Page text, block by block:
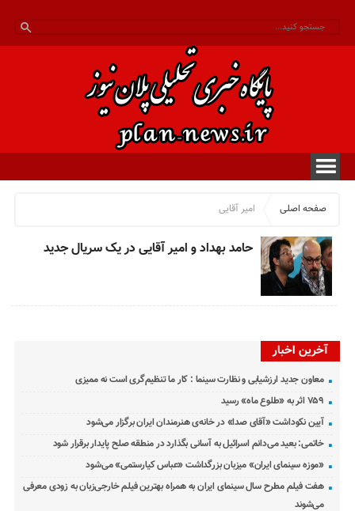
صفحه اصلی امیر آقایی
حامد بهداد و امیر آقایی در یک سریال جدید
آخرین اخبار
معاون جدید ارزشیابی و نظارت سینما : کار ما تنظیم‌گری است نه ممیزی
۷۵۹ اثر به «طلوع ماه» رسید
آیین نکوداشت «آقای صدا» در خانه‌ی هنرمندان ایران برگزار می‌شود
خاتمی: بعید می‌دانم اسرائیل به آسانی بگذارد در منطقه صلح پایدار برقرار شود
«موزه سینمای ایران» میزبان بزرگداشت «عباس کیارستمی» می‌شود
هفت فیلم مطرح سال سینمای ایران به همراه بهترین فیلم خارجی‌زبان به زودی معرفی
می‌شوند